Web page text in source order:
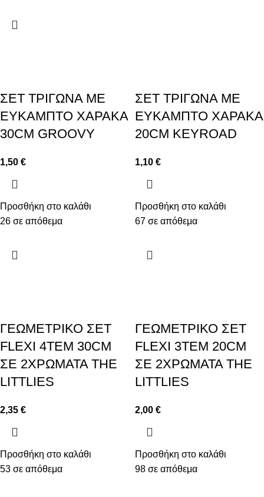
ΣΕΤ ΤΡΙΓΩΝΑ ΜΕ
ΕΥΚΑΜΠΤΟ ΧΑΡΑΚΑ
30CM GROOVY
1,50 €
Προσθήκη στο καλάθι
26 σε απόθεμα
ΣΕΤ ΤΡΙΓΩΝΑ ΜΕ
ΕΥΚΑΜΠΤΟ ΧΑΡΑΚΑ
20CM KEYROAD
1,10 €
Προσθήκη στο καλάθι
67 σε απόθεμα
ΓΕΩΜΕΤΡΙΚΟ ΣΕΤ
FLEXI 4ΤEM 30CM
ΣΕ 2ΧΡΩΜΑΤΑ THE
LITTLIES
2,35 €
Προσθήκη στο καλάθι
53 σε απόθεμα
ΓΕΩΜΕΤΡΙΚΟ ΣΕΤ
FLEXI 3ΤEM 20CM
ΣΕ 2ΧΡΩΜΑΤΑ THE
LITTLIES
2,00 €
Προσθήκη στο καλάθι
98 σε απόθεμα